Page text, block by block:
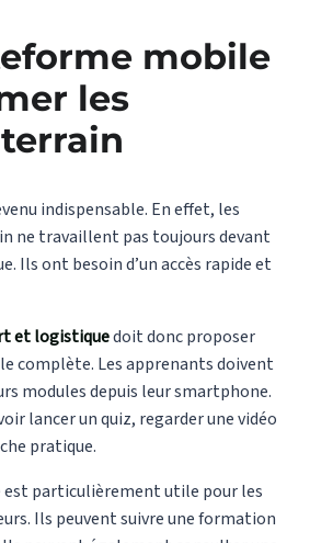
mobile
les
indispensable. En effet, les
ne travaillent pas toujours devant
Ils ont besoin d’un accès rapide et
et logistiquedoit donc proposer
complète. Les apprenants doivent
modules depuis leur smartphone.
lancer un quiz, regarder une vidéo
pratique.
particulièrement utile pour les
Ils peuvent suivre une formation